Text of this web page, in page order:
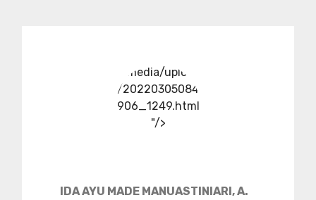
../media/upload
/20220305084
906_1249.html
"/>
IDA AYU MADE MANUASTINIARI, A.